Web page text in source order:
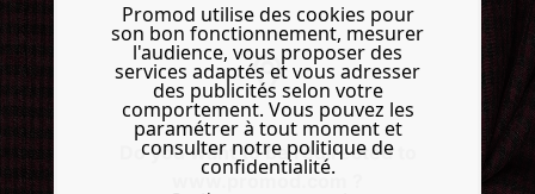
Do you want to be redirected to
www.promod.com ?
Promod utilise des cookies pour
son bon fonctionnement, mesurer
l'audience, vous proposer des
services adaptés et vous adresser
des publicités selon votre
comportement. Vous pouvez les
paramétrer à tout moment et
consulter notre politique de
confidentialité.